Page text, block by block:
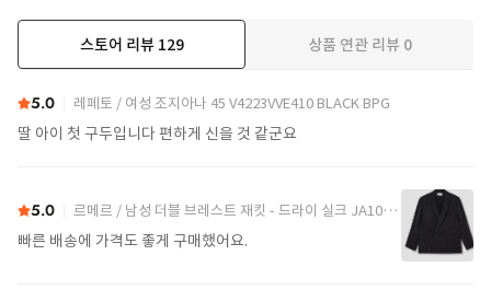
스토어 리뷰 129 상품 연관 리뷰 0
5.0 레페토 / 여성 조지아나 45 V4223VVE410 BLACK BPG
딸 아이 첫 구두입니다 편하게 신을 것 같군요
5.0 르메르 / 남성 더블 브레스트 재킷 - 드라이 실크 JA1097 LF1308 블랙 BPG
빠른 배송에 가격도 좋게 구매했어요.